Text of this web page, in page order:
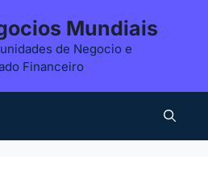
Mundiais
de Negocio e
Financeiro